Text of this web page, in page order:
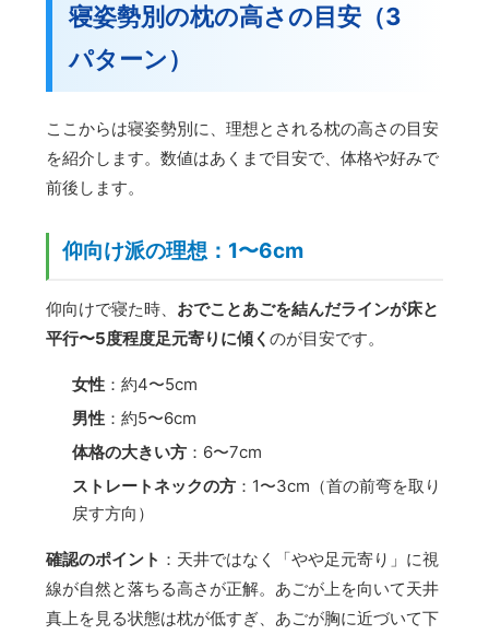
寝姿勢別の枕の高さの目安（3
パターン）
ここからは寝姿勢別に、理想とされる枕の高さの目安
を紹介します。数値はあくまで目安で、体格や好みで
前後します。
仰向け派の理想：1〜6cm
仰向けで寝た時、 おでことあごを結んだラインが床と
平行〜5度程度足元寄りに傾くのが目安です。
女性 ：約4〜5cm
男性 ：約5〜6cm
体格の大きい方 ：6〜7cm
ストレートネックの方 ：1〜3cm（首の前弯を取り
戻す方向）
確認のポイント ：天井ではなく「やや足元寄り」に視
線が自然と落ちる高さが正解。あごが上を向いて天井
真上を見る状態は枕が低すぎ、あごが胸に近づいて下